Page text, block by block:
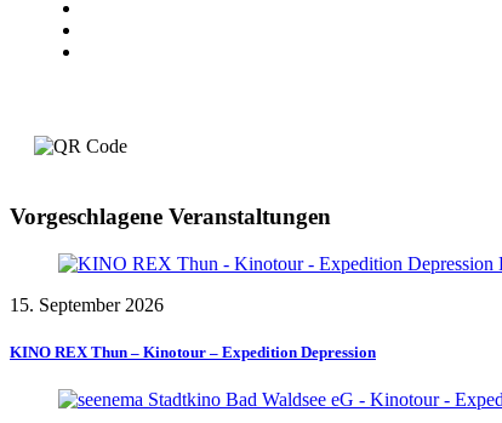
Vorgeschlagene Veranstaltungen
15. September 2026
KINO REX Thun – Kinotour – Expedition Depression